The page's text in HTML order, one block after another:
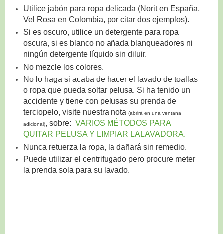
Utilice jabón para ropa delicada (Norit en España,
Vel Rosa en Colombia, por citar dos ejemplos).
Si es oscuro, utilice un detergente para ropa
oscura, si es blanco no añada blanqueadores ni
ningún detergente líquido sin diluir.
No mezcle los colores.
No lo haga si acaba de hacer el lavado de toallas
o ropa que pueda soltar pelusa. Si ha tenido un
accidente y tiene con pelusas su prenda de
terciopelo, visite nuestra nota (abrirá en una ventana
adicional), sobre: VARIOS MÉTODOS PARA
QUITAR PELUSA Y LIMPIAR LALAVADORA.
Nunca retuerza la ropa, la dañará sin remedio.
Puede utilizar el centrifugado pero procure meter
la prenda sola para su lavado.